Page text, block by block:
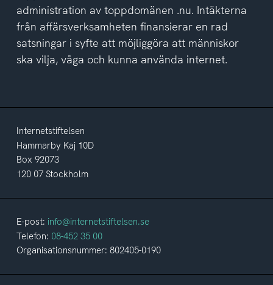
administration av toppdomänen .nu. Intäkterna
från affärsverksamheten finansierar en rad
satsningar i syfte att möjliggöra att människor
ska vilja, våga och kunna använda internet.
Internetstiftelsen
Hammarby Kaj 10D
Box 92073
120 07 Stockholm
E-post: info@internetstiftelsen.se
Telefon: 08-452 35 00
Organisationsnummer: 802405-0190